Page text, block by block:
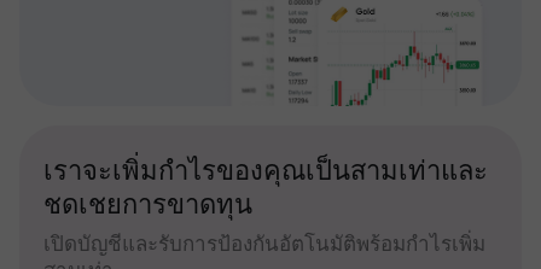
เราจะเพิ่มกำไรของคุณเป็นสามเท่าและ
ชดเชยการขาดทุน
เปิดบัญชีและรับการป้องกันอัตโนมัติพร้อมกำไรเพิ่ม